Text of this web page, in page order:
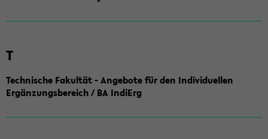
T
Technische Fakultät - Angebote für den Individuellen
Ergänzungsbereich / BA IndiErg